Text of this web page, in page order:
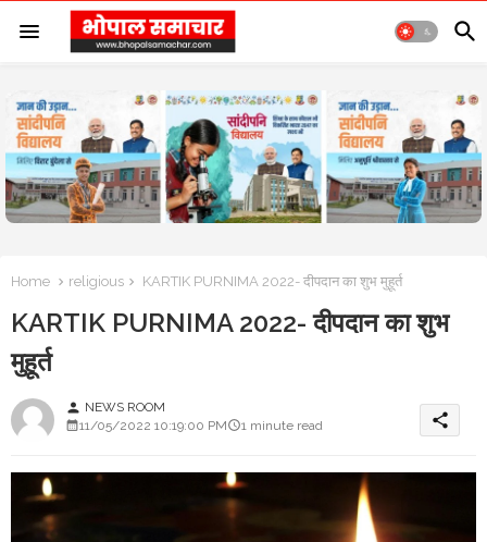
Home religious KARTIK PURNIMA 2022- दीपदान का शुभ मुहूर्त
KARTIK PURNIMA 2022- दीपदान का शुभ
मुहूर्त
person NEWS ROOM
11/05/2022 10:19:00 PM
1 minute read share